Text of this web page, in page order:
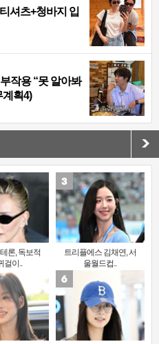
셔츠+청바지 입
작용 “못 알아봐
계획4)
론, 독보적
걸이..
트리플에스 김채연, 서
울월드컵..